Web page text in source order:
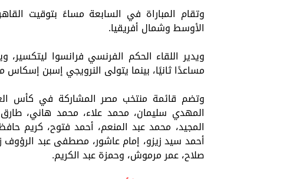
الأوسط وشمال أفريقيا.
ويدير اللقاء الحكم الفرنسي فرانسوا
مساعدًا ثانيًا، بينما يتولى النرويجي إسبن
المهدي سليمان، محمد علاء، محمد هاني،
المجيد، محمد عبد المنعم، أحمد فتوح، كريم
أحمد سيد زيزو، إمام عاشور، مصطفى عبد
صلاح، عمر مرموش، وحمزة عبد الكريم.